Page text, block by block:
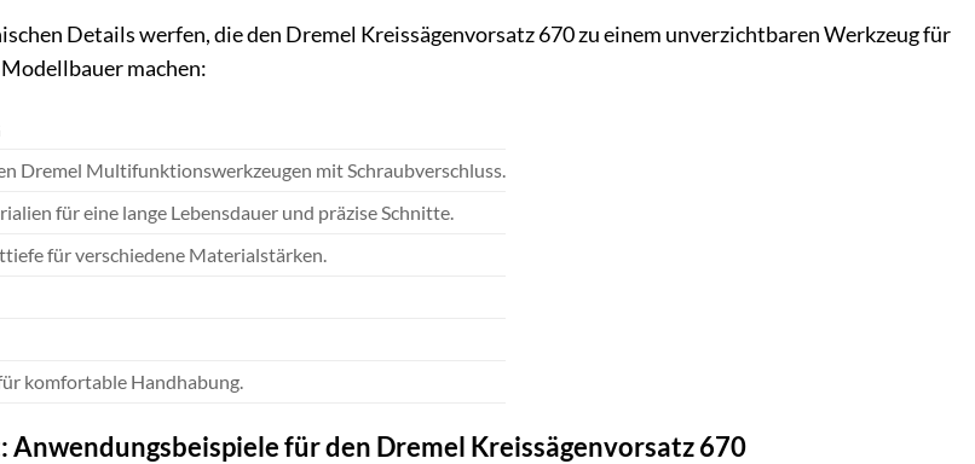
Details werfen, die den Dremel Kreissägenvorsatz 670 zu einem unverzichtbaren Werkzeug für
machen:
Dremel Multifunktionswerkzeugen mit Schraubverschluss.
für eine lange Lebensdauer und präzise Schnitte.
für verschiedene Materialstärken.
komfortable Handhabung.
für den Dremel Kreissägenvorsatz 670